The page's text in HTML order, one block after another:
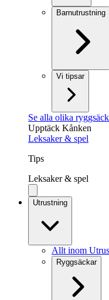
Barnutrustning
Vi tipsar
Se alla olika
Upptäck Kånken
Leksaker & spel
Tips
Leksaker & spel
Utrustning
Allt inom
Ryggsäckar